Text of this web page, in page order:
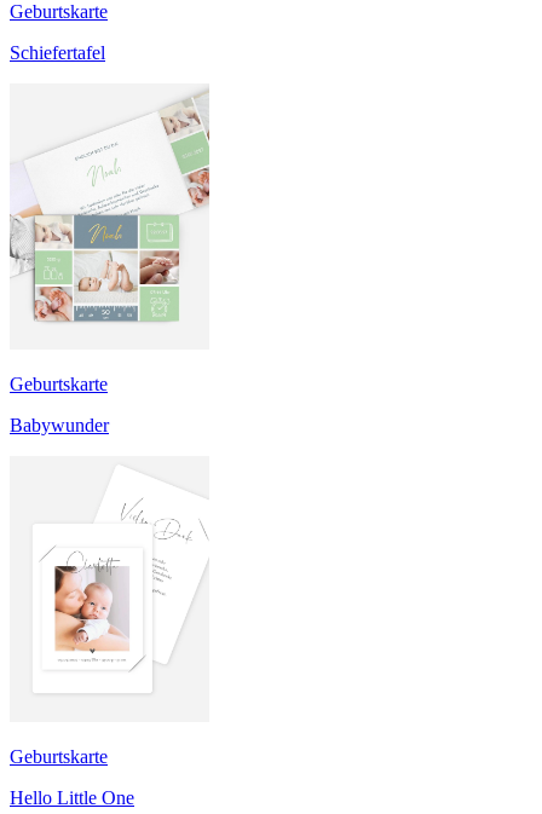
Geburtskarte
Schiefertafel
Geburtskarte
Babywunder
Geburtskarte
Hello Little One